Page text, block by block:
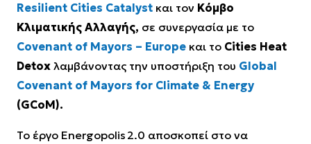
Resilient Cities Catalyst και τον Κόμβο
Κλιματικής Αλλαγής, σε συνεργασία με το
Covenant of Mayors – Europe και το Cities Heat
Detox λαμβάνοντας την υποστήριξη του Global
Covenant of Mayors for Climate & Energy
(GCoM).
Το έργο Energopolis 2.0 αποσκοπεί στο να